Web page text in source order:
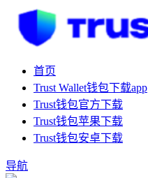
首页
Trust Wallet钱包下载app
Trust钱包官方下载
Trust钱包苹果下载
Trust钱包安卓下载
导航